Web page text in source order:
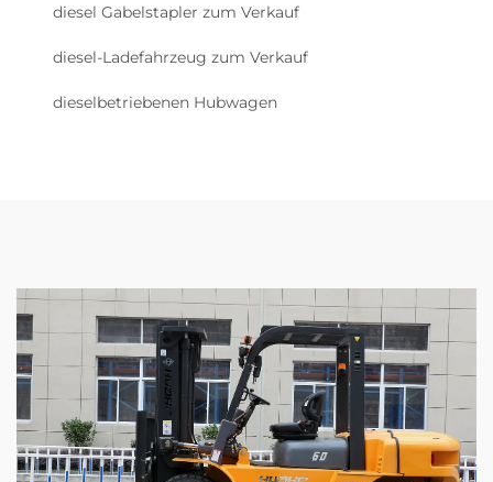
diesel Gabelstapler zum Verkauf
diesel-Ladefahrzeug zum Verkauf
dieselbetriebenen Hubwagen